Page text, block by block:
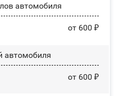
автомобиля
от 600 ₽
автомобиля
от 600 ₽